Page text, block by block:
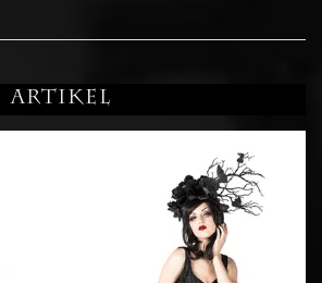
Artikel